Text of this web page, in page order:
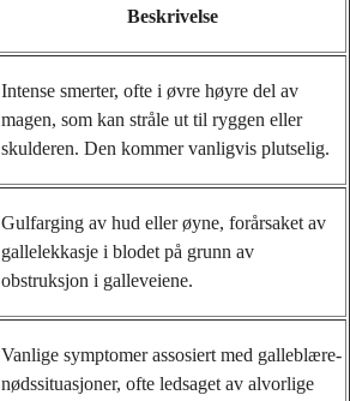
Beskrivelse
Intense smerter, ofte i øvre høyre del av
magen, som kan stråle ut til ryggen eller
skulderen. Den kommer vanligvis plutselig.
Gulfarging av hud eller øyne, forårsaket av
gallelekkasje i blodet på grunn av
obstruksjon i galleveiene.
Vanlige symptomer assosiert med galleblære-
nødssituasjoner, ofte ledsaget av alvorlige